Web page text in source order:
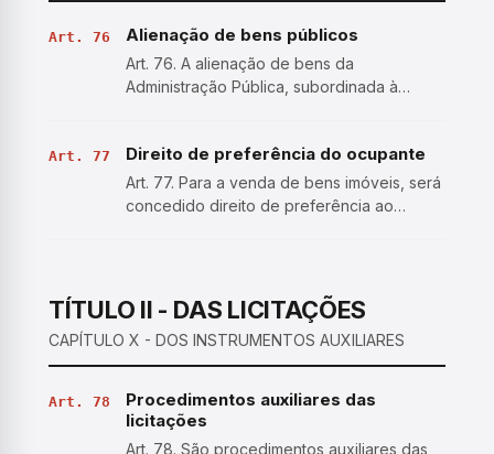
Art. 76 Alienação de bens públicos
Art. 76. A alienação de bens da
Administração Pública, subordinada à
avaliação e obedecerá às seguintes
normas: I - tratando-se de bens imóveis, …
Art. 77 Direito de preferência do ocupante
Art. 77. Para a venda de bens imóveis, será
concedido direito de preferência ao
TÍTULO II - DAS LICITAÇÕES
CAPÍTULO X - DOS INSTRUMENTOS AUXILIARES
Art. 78
Procedimentos auxiliares das
licitações
Art. 78. São procedimentos auxiliares das